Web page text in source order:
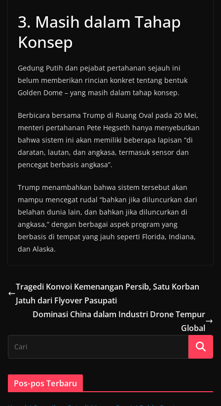
3. Masih dalam Tahap
Konsep
Gedung Putih dan pejabat pertahanan sejauh ini
belum memberikan rincian konkret tentang bentuk
Golden Dome – yang masih dalam tahap konsep.
Berbicara bersama Trump di Ruang Oval pada 20 Mei,
menteri pertahanan Pete Hegseth hanya menyebutkan
bahwa sistem ini akan memiliki beberapa lapisan “di
daratan, lautan, dan angkasa, termasuk sensor dan
pencegat berbasis angkasa”.
Trump menambahkan bahwa sistem tersebut akan
mampu mencegat rudal “bahkan jika diluncurkan dari
belahan dunia lain, dan bahkan jika diluncurkan di
angkasa,” dengan berbagai aspek program yang
berbasis di tempat yang jauh seperti Florida, Indiana,
dan Alaska.
Tragedi Konvoi Kemenangan Persib, Satu Korban
Jatuh dari Flyover Pasupati
Dominasi China dalam Industri Drone Tempur
Global
Pos-pos Terbaru